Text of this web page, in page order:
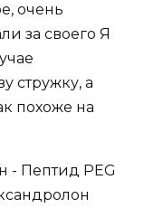
очень
за своего Я
стружку, а
похоже на
- Пептид PEG